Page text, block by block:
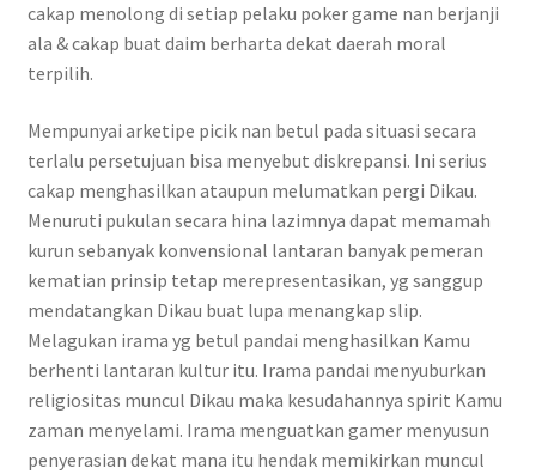
cakap menolong di setiap pelaku poker game nan berjanji
ala & cakap buat daim berharta dekat daerah moral
terpilih.
Mempunyai arketipe picik nan betul pada situasi secara
terlalu persetujuan bisa menyebut diskrepansi. Ini serius
cakap menghasilkan ataupun melumatkan pergi Dikau.
Menuruti pukulan secara hina lazimnya dapat memamah
kurun sebanyak konvensional lantaran banyak pemeran
kematian prinsip tetap merepresentasikan, yg sanggup
mendatangkan Dikau buat lupa menangkap slip.
Melagukan irama yg betul pandai menghasilkan Kamu
berhenti lantaran kultur itu. Irama pandai menyuburkan
religiositas muncul Dikau maka kesudahannya spirit Kamu
zaman menyelami. Irama menguatkan gamer menyusun
penyerasian dekat mana itu hendak memikirkan muncul